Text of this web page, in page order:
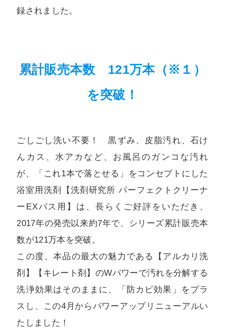
録されました。
累計販売本数 121万本（※１）
を突破！
ごしごし洗い不要！ 黒ずみ、皮脂汚れ、石け
んカス、水アカなど、お風呂のガンコな汚れ
が、「これ1本で落とせる」をコンセプトにした
浴室用洗剤【洗剤研究所 パーフェクトクリーナ
ーEXバス用】は、長らくご好評をいただき、
2017年の発売以来約7年で、シリーズ累計販売本
数が121万本を突破。
この度、本品の最大の魅力である【アルカリ洗
剤】【キレート剤】のWパワーで汚れを分解する
洗浄効果はそのままに、「防カビ効果」をプラ
スし、この4月からパワーアップリニューアルい
たしました！